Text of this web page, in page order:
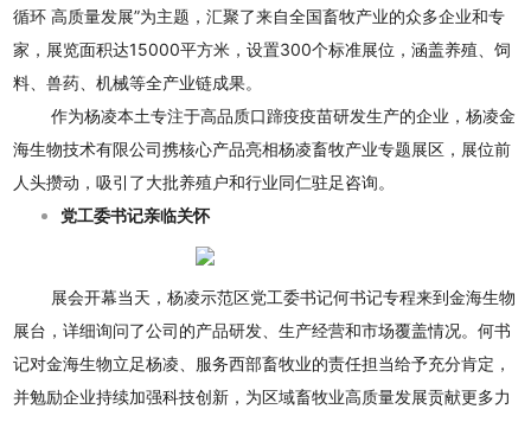
循环 高质量发展”为主题，汇聚了来自全国畜牧产业的众多企业和专
家，展览面积达15000平方米，设置300个标准展位，涵盖养殖、饲
料、兽药、机械等全产业链成果。
作为杨凌本土专注于高品质口蹄疫疫苗研发生产的企业，杨凌金
海生物技术有限公司携核心产品亮相杨凌畜牧产业专题展区，展位前
人头攒动，吸引了大批养殖户和行业同仁驻足咨询。
党工委书记亲临关怀
展会开幕当天，杨凌示范区党工委书记何书记专程来到金海生物
展台，详细询问了公司的产品研发、生产经营和市场覆盖情况。何书
记对金海生物立足杨凌、服务西部畜牧业的责任担当给予充分肯定，
并勉励企业持续加强科技创新，为区域畜牧业高质量发展贡献更多力